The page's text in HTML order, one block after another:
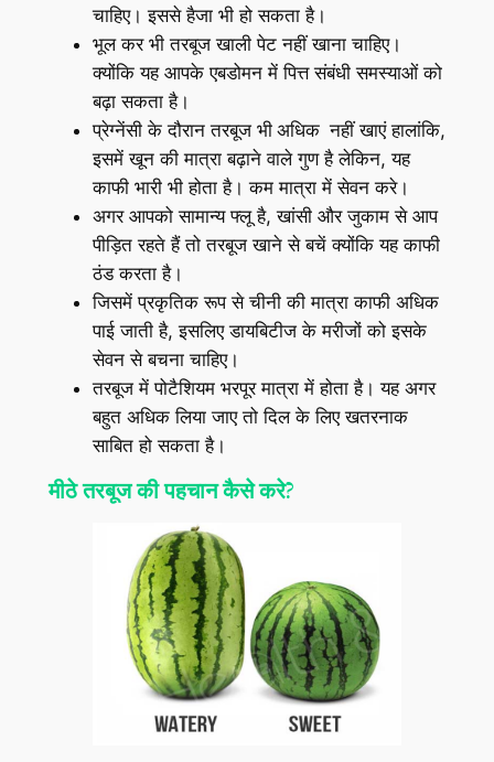
चाहिए। इससे हैजा भी हो सकता है।
भूल कर भी तरबूज खाली पेट नहीं खाना चाहिए।
क्योंकि यह आपके एबडोमन में पित्त संबंधी समस्‍याओं को
बढ़ा सकता है।
प्रेग्नेंसी के दौरान तरबूज भी अधिक नहीं खाएं हालांकि,
इसमें खून की मात्रा बढ़ाने वाले गुण है लेकिन, यह
काफी भारी भी होता है। कम मात्रा में सेवन करे।
अगर आपको सामान्य फ्लू है, खांसी और जुकाम से आप
पीड़ित रहते हैं तो तरबूज खाने से बचें क्योंकि यह काफी
ठंड करता है।
जिसमें प्रकृतिक रूप से चीनी की मात्रा काफी अधिक
पाई जाती है, इसलिए डायबिटीज के मरीजों को इसके
सेवन से बचना चाहिए।
तरबूज में पोटैशियम भरपूर मात्रा में होता है। यह अगर
बहुत अधिक लिया जाए तो दिल के लिए खतरनाक
साबित हो सकता है।
मीठे तरबूज की पहचान कैसे करे?